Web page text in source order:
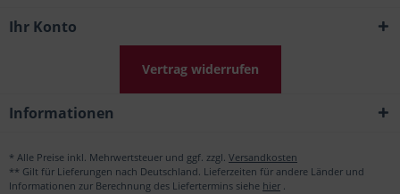
Ihr Konto
Vertrag widerrufen
Informationen
* Alle Preise inkl. Mehrwertsteuer und ggf. zzgl. Versandkosten
** Gilt für Lieferungen nach Deutschland. Lieferzeiten für andere Länder und
Informationen zur Berechnung des Liefertermins siehe hier .